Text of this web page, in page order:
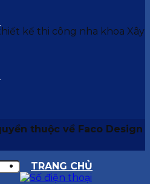
thuộc về Faco Design
TRANG CHỦ